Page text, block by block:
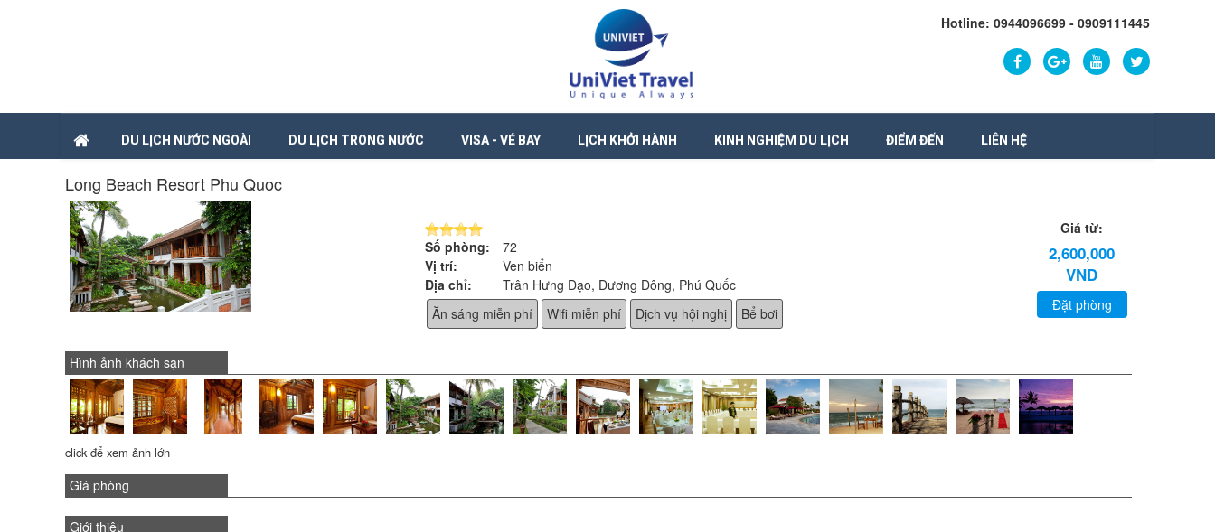
Hotline: 0944096699 - 0909111445
DU LỊCH NƯỚC NGOÀI DU LỊCH TRONG NƯỚC VISA - VÉ BAY LỊCH KHỞI HÀNH KINH NGHIỆM DU LỊCH ĐIỂM ĐẾN LIÊN HỆ
Long Beach Resort Phu Quoc
Số phòng:
72
Vị trí:
Ven biển
Địa chỉ:
Trân Hưng Đạo, Dương Đông, Phú Quốc
Ăn sáng miễn phí
Wifi miễn phí Dịch vụ hội nghị Bể bơi
Giá từ:
2,600,000
VND
Đặt phòng
Hình ảnh khách sạn
click để xem ảnh lớn
Giá phòng
Giới thiệu